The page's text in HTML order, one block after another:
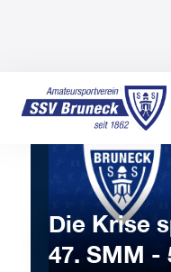
Die Krise
47. SMM -